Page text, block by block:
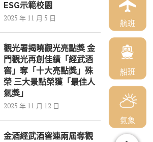
ESG示範校園
2025 年 11 月 5 日
觀光署揭曉觀光亮點獎 金
門觀光再創佳績「經武酒
窖」奪「十大亮點獎」殊
榮 三大景點榮獲「最佳人
氣獎」
2025 年 11 月 12 日
金酒經武酒窖連兩屆奪觀
航班
船班
氣象